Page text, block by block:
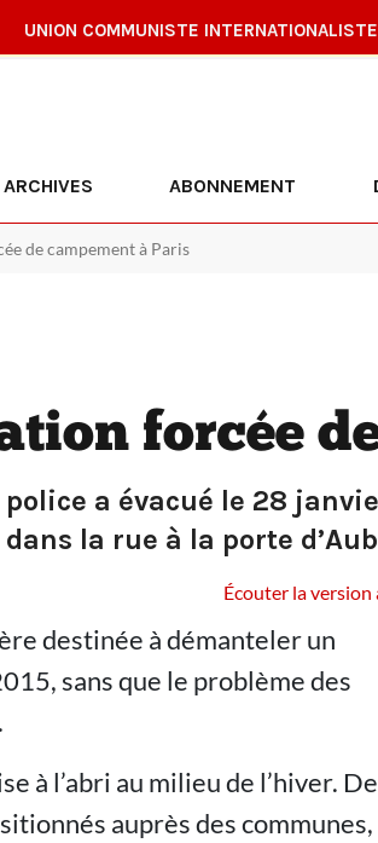
UNION COMMUNISTE INTERNATIONALISTE
ARCHIVES ABONNEMENT
de campement à Paris
forcée
a évacué le 28
la rue à la porte
Écouter la version
destinée à démanteler un
sans que le problème des
à l’abri au milieu de l’hiver.
auprès des communes,